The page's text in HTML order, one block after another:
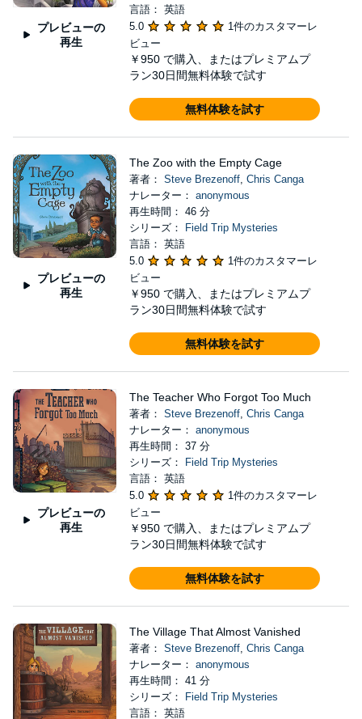
プレビューの
再生
言語： 英語
5.0
1件のカスタマーレ
ビュー
￥950 で購入、またはプレミアムプ
ラン30日間無料体験で試す
無料体験を試す
プレビューの
再生
The Zoo with the Empty Cage
著者： Steve Brezenoff, Chris Canga
ナレーター： anonymous
再生時間： 46 分
シリーズ：
Field Trip Mysteries
言語： 英語
5.0
1件のカスタマーレ
ビュー
￥950 で購入、またはプレミアムプ
ラン30日間無料体験で試す
無料体験を試す
プレビューの
再生
The Teacher Who Forgot Too Much
著者： Steve Brezenoff, Chris Canga
ナレーター： anonymous
再生時間： 37 分
シリーズ：
Field Trip Mysteries
言語： 英語
5.0
1件のカスタマーレ
ビュー
￥950 で購入、またはプレミアムプ
ラン30日間無料体験で試す
無料体験を試す
The Village That Almost Vanished
著者： Steve Brezenoff, Chris Canga
ナレーター： anonymous
再生時間： 41 分
シリーズ：
Field Trip Mysteries
言語： 英語